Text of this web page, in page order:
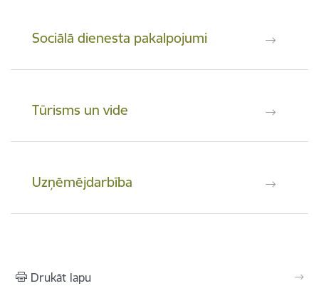
Sociālā dienesta pakalpojumi
Tūrisms un vide
Uzņēmējdarbība
Drukāt lapu